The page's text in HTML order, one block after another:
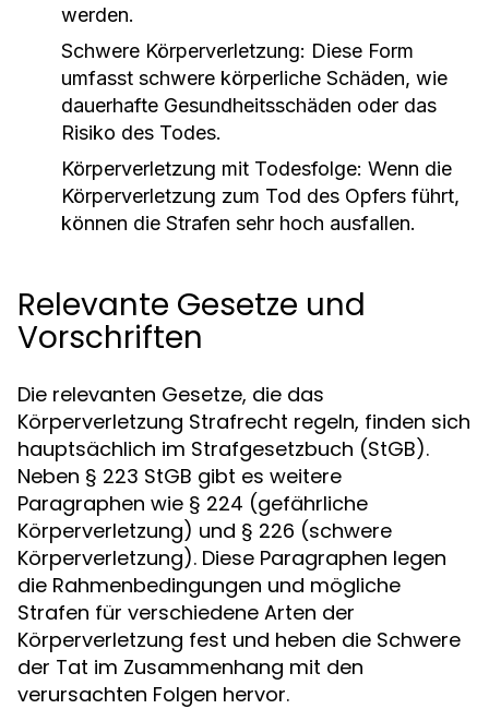
werden.
Schwere Körperverletzung: Diese Form
umfasst schwere körperliche Schäden, wie
dauerhafte Gesundheitsschäden oder das
Risiko des Todes.
Körperverletzung mit Todesfolge: Wenn die
Körperverletzung zum Tod des Opfers führt,
können die Strafen sehr hoch ausfallen.
Relevante Gesetze und
Vorschriften
Die relevanten Gesetze, die das
Körperverletzung Strafrecht regeln, finden sich
hauptsächlich im Strafgesetzbuch (StGB).
Neben § 223 StGB gibt es weitere
Paragraphen wie § 224 (gefährliche
Körperverletzung) und § 226 (schwere
Körperverletzung). Diese Paragraphen legen
die Rahmenbedingungen und mögliche
Strafen für verschiedene Arten der
Körperverletzung fest und heben die Schwere
der Tat im Zusammenhang mit den
verursachten Folgen hervor.